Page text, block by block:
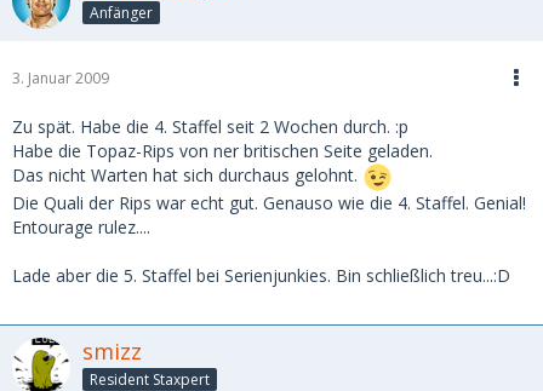
Anfänger
3. Januar 2009
Zu spät. Habe die 4. Staffel seit 2 Wochen durch. :p
Habe die Topaz-Rips von ner britischen Seite geladen.
Das nicht Warten hat sich durchaus gelohnt.
Die Quali der Rips war echt gut. Genauso wie die 4. Staffel. Genial!
Entourage rulez....
Lade aber die 5. Staffel bei Serienjunkies. Bin schließlich treu...:D
smizz
Resident Staxpert